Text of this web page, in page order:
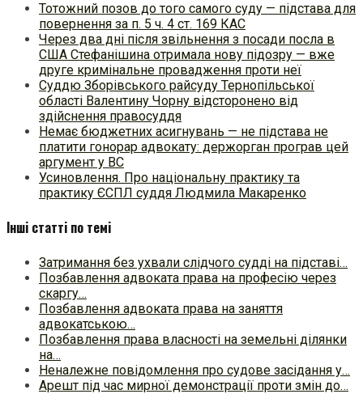
Тотожний позов до того самого суду — підстава для
повернення за п. 5 ч. 4 ст. 169 КАС
Через два дні після звільнення з посади посла в
США Стефанішина отримала нову підозру — вже
друге кримінальне провадження проти неї
Суддю Зборівського райсуду Тернопільської
області Валентину Чорну відсторонено від
здійснення правосуддя
Немає бюджетних асигнувань — не підстава не
платити гонорар адвокату: держорган програв цей
аргумент у ВС
Усиновлення. Про національну практику та
практику ЄСПЛ суддя Людмила Макаренко
Інші статті по темі
Затримання без ухвали слідчого судді на підставі…
Позбавлення адвоката права на професію через
скаргу…
Позбавлення адвоката права на заняття
адвокатською…
Позбавлення права власності на земельні ділянки
на…
Неналежне повідомлення про судове засідання у…
Арешт під час мирної демонстрації проти змін до…